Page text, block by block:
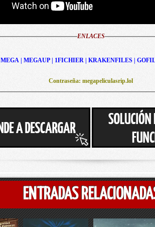
ENLACES
MEGA | MEGAUP | 1FICHIER | KRAKENFILES |
Contraseña: megapeliculasrip.lol
ENTRADAS